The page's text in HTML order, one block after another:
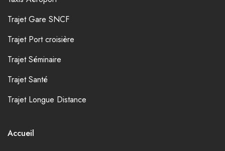
Trajet Gare SNCF
Trajet Port croisière
Trajet Séminaire
Trajet Santé
Trajet Longue Distance
Accueil